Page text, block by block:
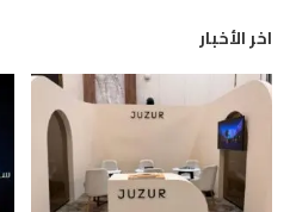
اخر الأخبار